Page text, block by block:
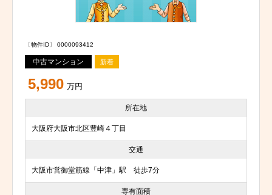
〔物件ID〕 0000093412
中古マンション 新着
5,990 万円
所在地
大阪府大阪市北区豊崎４丁目
交通
大阪市営御堂筋線「中津」駅 徒歩7分
専有面積